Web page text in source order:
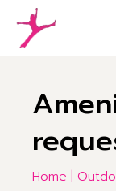
the
content
Home